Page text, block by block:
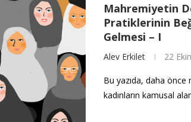
Mahremiyetin
Pratiklerinin
Gelmesi – I
Alev Erkilet 22
Bu yazıda, daha
kadınların kamusal